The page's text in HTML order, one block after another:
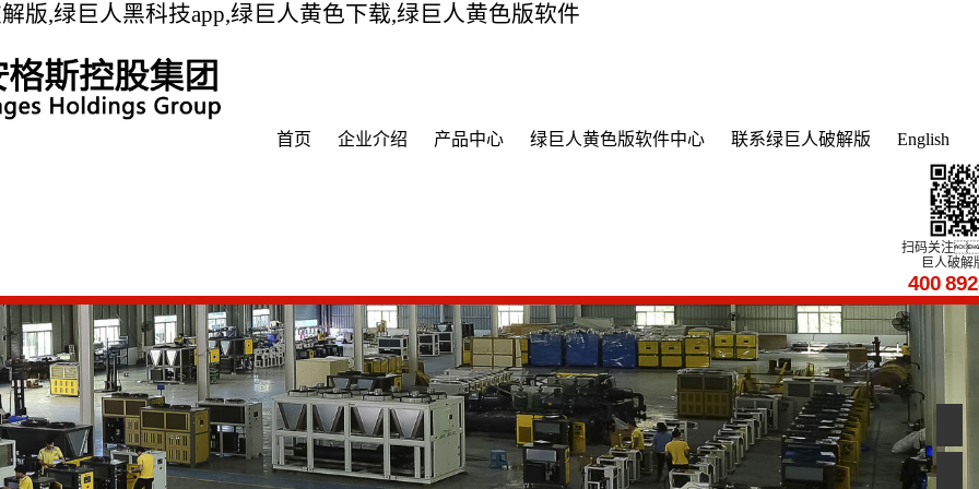
版,绿巨人黑科技app,绿巨人黄色下载,绿巨人黄色版软件
首页 企业介绍 产品中心 绿巨人黄色版软件中心 联系绿巨人破解版 English
扫码关注
巨人破解
400